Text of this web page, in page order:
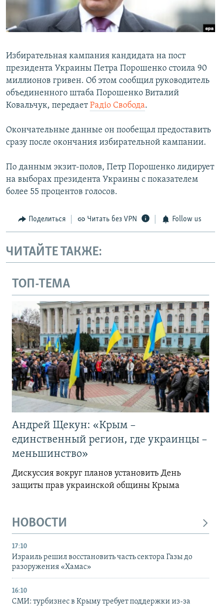
ПОБЕДИТЕЛЕЙ НЕ СУДЯТ?
КРЫМ.НЕПОКОРЕННЫЙ
УКРАИНСКАЯ ПРОБЛЕМА КРЫМА
ПРИСОЕДИНЯЙТЕСЬ!
Все сайты RFE/RL
Избирательная кампания кандидата на пост
президента Украины Петра Порошенко стоила 90
миллионов гривен. Об этом сообщил руководитель
объединенного штаба Порошенко Виталий
Ковальчук, передаетРадіо Свобода.
Окончательные данные он пообещал предоставить
сразу после окончания избирательной кампании.
По данным экзит-полов, Петр Порошенко лидирует
на выборах президента Украины с показателем
более 55 процентов голосов.
Поделиться Читать без VPN Follow us
ЧИТАЙТЕ ТАКЖЕ:
ТОП-ТЕМА
Андрей Щекун: «Крым –
единственный регион, где украинцы –
меньшинство»
Дискуссия вокруг планов установить День
защиты прав украинской общины Крыма
НОВОСТИ
17:10
Израиль решил восстановить часть сектора Газы до
разоружения «Хамас»
16:10
СМИ: турбизнес в Крыму требует поддержки из-за